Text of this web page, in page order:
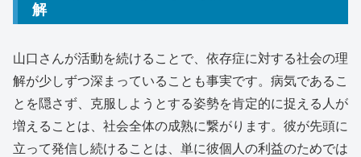
解
山口さんが活動を続けることで、依存症に対する社会の理
解が少しずつ深まっていることも事実です。病気であるこ
とを隠さず、克服しようとする姿勢を肯定的に捉える人が
増えることは、社会全体の成熟に繋がります。彼が先頭に
立って発信し続けることは、単に彼個人の利益のためでは